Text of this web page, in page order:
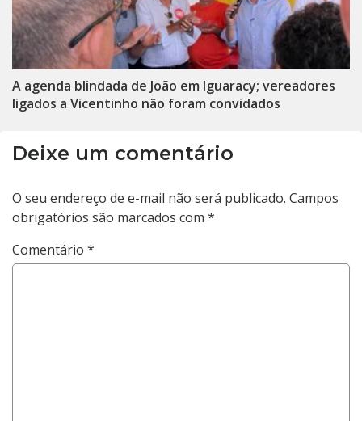
A agenda blindada de João em Iguaracy; vereadores
ligados a Vicentinho não foram convidados
Deixe um comentário
O seu endereço de e-mail não será publicado. Campos
obrigatórios são marcados com *
Comentário *